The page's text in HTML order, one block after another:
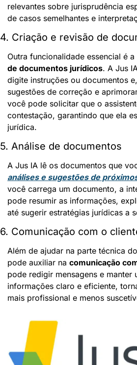
relevantes sobre jurisprudência
de casos semelhantes e
4. Criação e revisão de
Outra funcionalidade essencial é a
de documentos jurídicos. A Jus
digite instruções ou documentos
sugestões de correção e
você pode solicitar que o
contestação, garantindo que ela
jurídica.
5. Análise de documentos
análises e sugestões de
você carrega um documento, a
pode resumir as informações,
até sugerir estratégias jurídicas a
6. Comunicação com o
Além de ajudar na parte técnica
pode auxiliar na comunicação
pode redigir mensagens e manter
informações claro e eficiente,
mais profissional e menos